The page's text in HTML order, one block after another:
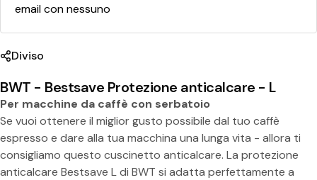
L
email con nessuno
Diviso
Condividi questo prodotto
Diviso:
Copia
BWT - Bestsave Protezione anticalcare - L
Per macchine da caffè con serbatoio
Se vuoi ottenere il miglior gusto possibile dal tuo caffè
espresso e dare alla tua macchina una lunga vita - allora ti
consigliamo questo cuscinetto anticalcare. La protezione
anticalcare Bestsave L di BWT si adatta perfettamente a